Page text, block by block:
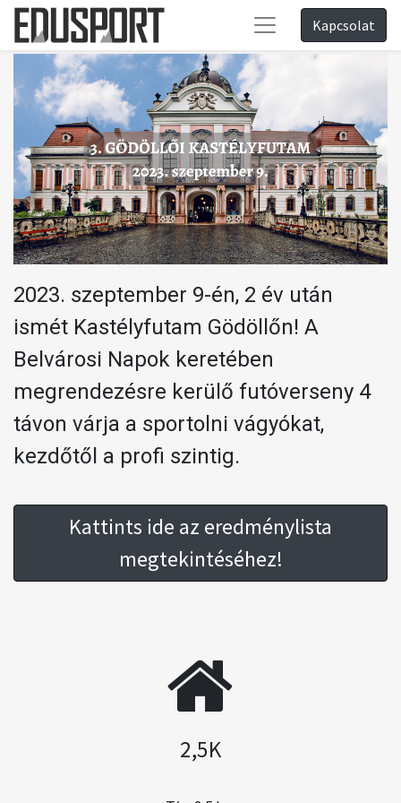
Kapcsolat
2023. szeptember 9-én, 2 év után
ismét Kastélyfutam Gödöllőn! A
Belvárosi Napok keretében
megrendezésre kerülő futóverseny 4
távon várja a sportolni vágyókat,
kezdőtől a profi szintig.
Kattints ide az eredménylista
megtekintéséhez!
2,5K